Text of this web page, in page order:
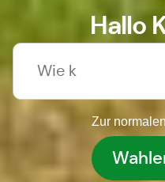
Hallo
Zur